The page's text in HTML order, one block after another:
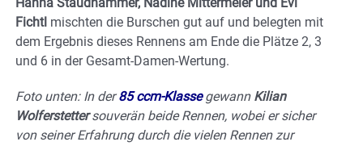
Hanna Staudhammer, Nadine Mittermeier und Evi
Fichtl mischten die Burschen gut auf und belegten mit
dem Ergebnis dieses Rennens am Ende die Plätze 2, 3
und 6 in der Gesamt-Damen-Wertung.
Foto unten: In der85 ccm-Klassegewann Kilian
Wolferstettersouverän beide Rennen, wobei er sicher
von seiner Erfahrung durch die vielen Rennen zur